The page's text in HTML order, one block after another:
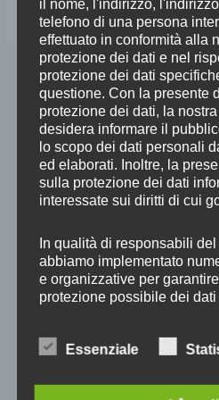
Foto storiche
Badia a Passignano
il nome, l'indirizzo,
telefono di una persona
effettuato in conformità alla
protezione dei dati e nel
protezione dei dati
questione. Con la presente
protezione dei dati, la
desidera informare il
lo scopo dei dati personali
ed elaborati. Inoltre, la
sulla protezione dei dati
interessate sui diritti di cui
In qualità di responsabili del
abbiamo implementato
e organizzative per
protezione possibile dei
presentare lacune di
questo motivo, ogni
Essenziale